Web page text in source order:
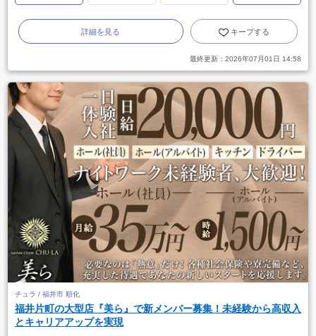
詳細を見る キープする
最終更新： 2026年07月01日 14:58
チュラ / 福井市 順化
福井片町の大型店『美ら』で新メンバー募集！未経験から高収入
とキャリアアップを実現